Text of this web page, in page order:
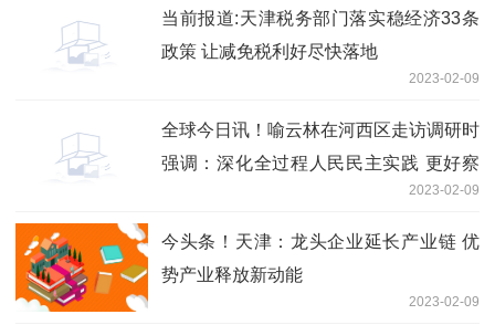
当前报道:天津税务部门落实稳经济33条
政策 让减免税利好尽快落地
2023-02-09
全球今日讯！喻云林在河西区走访调研时
强调：深化全过程人民民主实践 更好察
2023-02-09
今头条！天津：龙头企业延长产业链 优
势产业释放新动能
2023-02-09